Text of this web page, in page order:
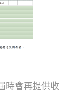
時會再提供收